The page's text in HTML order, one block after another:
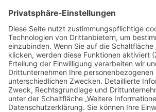
Ms word to PDF
Manuellsen 28. Mai 2026 um 10:31
Künstliche Intelligenz in der
Plattformentwicklung
MasonOgden 24. August 2025 um 10:58